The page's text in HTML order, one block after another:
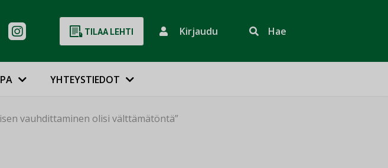
TILAA LEHTI Kirjaudu Hae
YHTEYSTIEDOT
vauhdittaminen olisi välttämätöntä”